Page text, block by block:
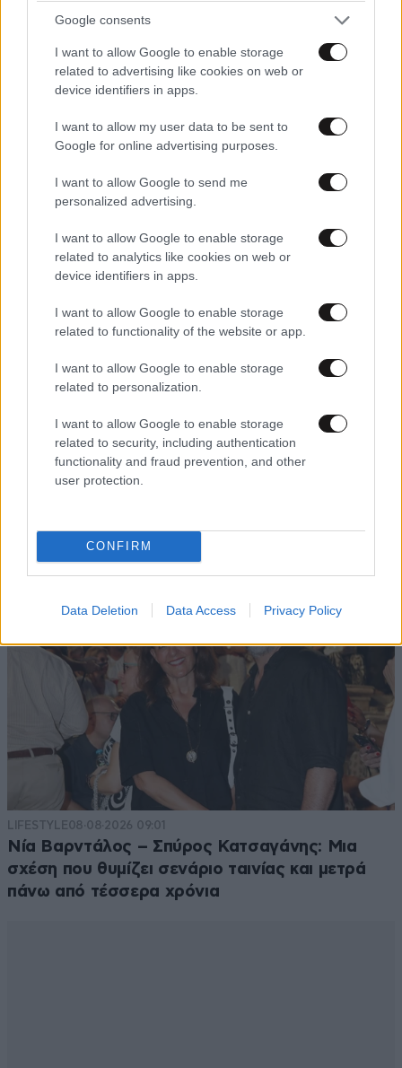
Google consents
I want to allow Google to enable storage
related to advertising like cookies on web or
device identifiers in apps.
I want to allow my user data to be sent to
Google for online advertising purposes.
I want to allow Google to send me
personalized advertising.
I want to allow Google to enable storage
related to analytics like cookies on web or
device identifiers in apps.
I want to allow Google to enable storage
related to functionality of the website or app.
I want to allow Google to enable storage
related to personalization.
I want to allow Google to enable storage
related to security, including authentication
functionality and fraud prevention, and other
user protection.
CONFIRM
Data Deletion Data Access Privacy Policy
Β.γ. 05·03·2022 06:13
Εξηγηστε στην αοιδό ότι η cancel culture είναι τύπος
ολοκληρωτισμού και είναι υπεύθυνη για την
απόσυρση της διδασκαλίας αρχαίας ελληνικής
πανεπιστήμια ως δήθεν ρατσιστικής.
Τα θες και τα λες
Β.γ. 06·03·2022 05:09
Ασφαλώς και θέλω και τα λέω. Εσύ είσαι σε
Απαντήστε
TRENDING
LIFESTYLE08·08·2026 09:01
Νία Βαρντάλος – Σπύρος Κατσαγάνης: Μια
σχέση που θυμίζει σενάριο ταινίας και μετρά
πάνω από τέσσερα χρόνια